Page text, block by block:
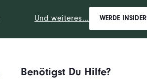
Und weiteres... WERDE INSIDER
Benötigst Du Hilfe?